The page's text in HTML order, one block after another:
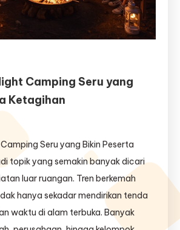
Camping Seru yang
Ketagihan
Seru yang Bikin Peserta
topik yang semakin banyak dicari
luar ruangan. Tren berkemah
hanya sekadar mendirikan tenda
waktu di alam terbuka. Banyak